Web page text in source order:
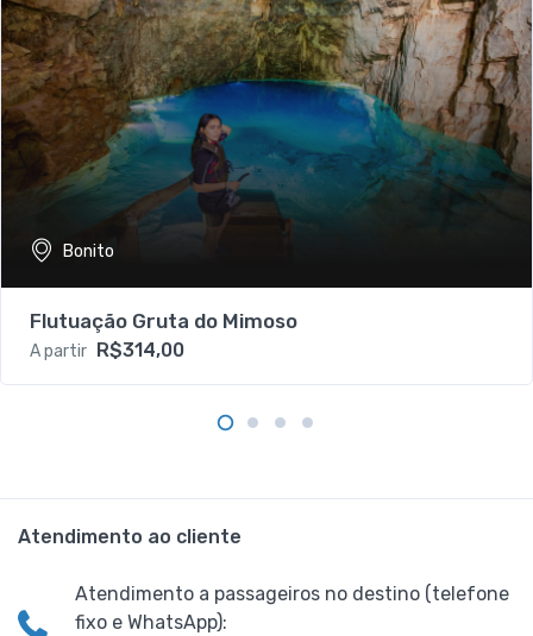
Bonito
Flutuação Gruta do Mimoso
A partir R$314,00
Atendimento ao cliente
Atendimento a passageiros no destino (telefone
fixo e WhatsApp):